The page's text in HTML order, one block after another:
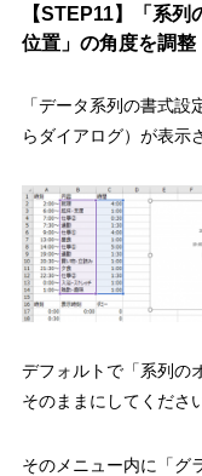
【STEP11】「系
位置」の角度を調整
「データ系列の書式
らダイアログ）が表示
デフォルトで「系列の
そのままにしてくださ
そのメニュー内に
「